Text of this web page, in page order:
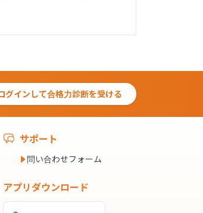
グインして合格力診断を受ける
サポート
問い合わせフォーム
アプリダウンロード